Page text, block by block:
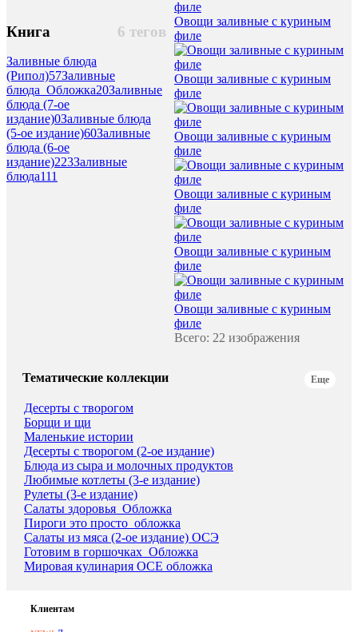
6 тегов
Книга
Заливные блюда
(Рипол)57Заливные
блюда_Обложка20Заливные
блюда (7-ое
издание)0Заливные блюда
(5-ое издание)60Заливные
блюда (6-ое
издание)223Заливные
блюда111
Овощи заливные с куриным
филе
Овощи заливные с куриным
филе
Овощи заливные с куриным
филе
Овощи заливные с куриным
филе
Овощи заливные с куриным
филе
Овощи заливные с куриным
филе
Всего: 22 изображения
Тематические коллекции Еще
Десерты с творогом
Борщи и щи
Маленькие истории
Десерты с творогом (2-ое издание)
Блюда из cыра и молочных продуктов
Любимые котлеты (3-е издание)
Рулеты (3-е издание)
Салаты здоровья_Обложка
Пироги это просто_обложка
Салаты из мяса (2-ое издание) ОСЭ
Готовим в горшочках_Обложка
Мировая кулинария ОСЕ обложка
Клиентам